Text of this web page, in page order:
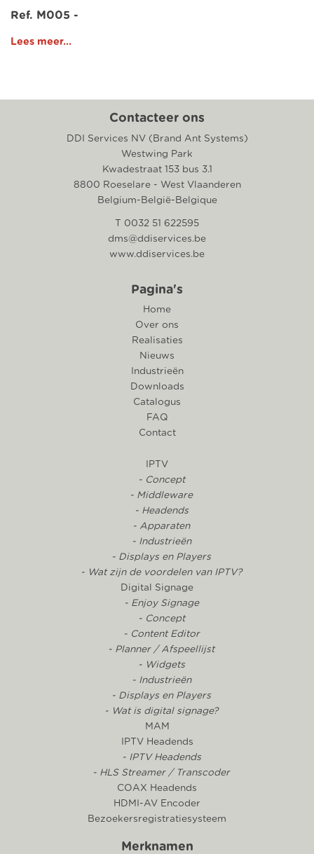
Ref. M005 -
Lees meer...
Contacteer ons
DDI Services NV (Brand Ant Systems)
Westwing Park
Kwadestraat 153 bus 3.1
8800 Roeselare - West Vlaanderen
Belgium-België-Belgique
T 0032 51 622595
dms@ddiservices.be
www.ddiservices.be
Pagina's
Home
Over ons
Realisaties
Nieuws
Industrieën
Downloads
Catalogus
FAQ
Contact
IPTV
- Concept
- Middleware
- Headends
- Apparaten
- Industrieën
- Displays en Players
- Wat zijn de voordelen van IPTV?
Digital Signage
- Enjoy Signage
- Concept
- Content Editor
- Planner / Afspeellijst
- Widgets
- Industrieën
- Displays en Players
- Wat is digital signage?
MAM
IPTV Headends
- IPTV Headends
- HLS Streamer / Transcoder
COAX Headends
HDMI-AV Encoder
Bezoekersregistratiesysteem
Merknamen